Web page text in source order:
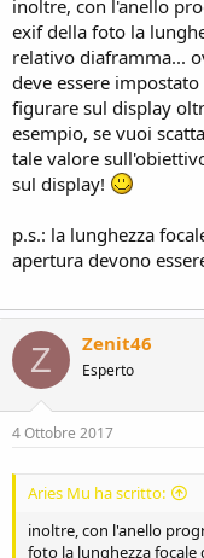
inoltre, con l'anello
exif della foto la
relativo diaframma...
deve essere
figurare sul display
esempio, se vuoi
tale valore
sul display!
p.s.: la lunghezza
apertura devono
Z Zenit46
Esperto
4 Ottobre 2017
Aries Mu ha scritto:
inoltre, con l'anello
foto la lunghezza